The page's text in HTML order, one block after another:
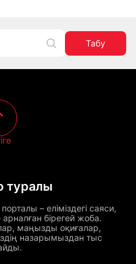
Табу
туралы
– еліміздегі саяси,
бірегей жоба.
маңызды оқиғалар,
назарымыздан тыс